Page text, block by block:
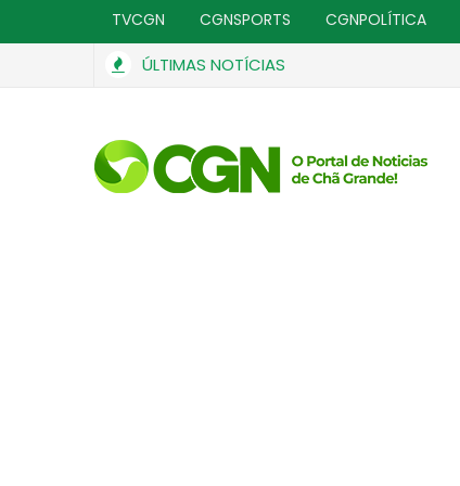
TVCGN CGNSPORTS CGNPOLÍTICA
ÚLTIMAS NOTÍCIAS